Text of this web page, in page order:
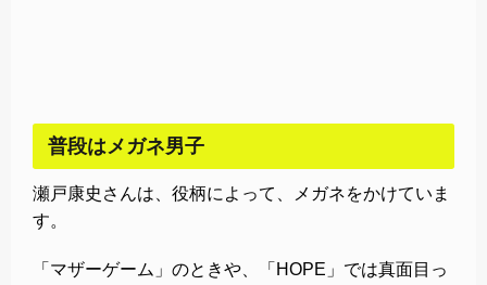
普段はメガネ男子
瀬戸康史さんは、役柄によって、メガネをかけていま
す。
「マザーゲーム」のときや、「HOPE」では真面目っ